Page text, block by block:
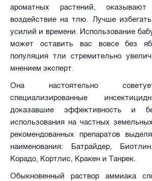
ароматных растений,
воздействие на тлю. Лучше
усилий и времени. Использование
может оставить вас вовсе без
популяция тли стремительно
мнением эксперт.
Она настоятельно
специализированные
доказавшие эффективность и
использования на частных
рекомендованных препаратов
наименования: Батрайдер,
Корадо, Кортлис, Кракен и Танрек.
Обыкновенный раствор аммиака